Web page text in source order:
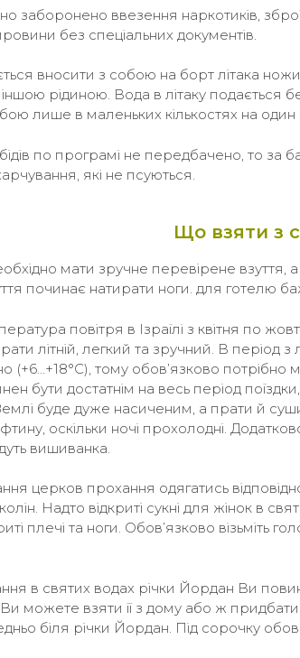
заборонено ввезення наркотиків,
без спеціальних документів.
вносити з собою на борт літака
рідиною. Вода в літаку подається
лише в маленьких кількостях на один
по програмі не передбачено, то
які не псуються.
Що взяти з
мати зручне перевірене взуття,
починає натирати ноги. для готелю
повітря в Ізраїлі з квітня по
літній, легкий та зручний. В період
(+6…+18°С), тому обов’язково потрібно
бути достатнім на весь період
буде дуже насиченим, а прати й
оскільки ночі прохолодні.
вишиванка.
церков прохання одягатись
Надто відкриті сукні для жінок в
плечі та ноги. Обов’язково візьміть
в святих водах річки Йордан Ви
можете взяти її з дому або ж придбати в
біля річки Йордан. Під сорочку